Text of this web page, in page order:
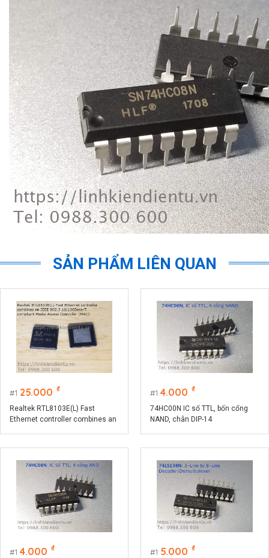
SẢN PHẨM LIÊN QUAN
1 25.000 ₫
Realtek RTL8103E(L) Fast
Ethernet controller combines an
1 4.000 ₫
74HC00N IC số TTL, bốn cổng
NAND, chân DIP-14
1 4.000 ₫ 1 5.000 ₫